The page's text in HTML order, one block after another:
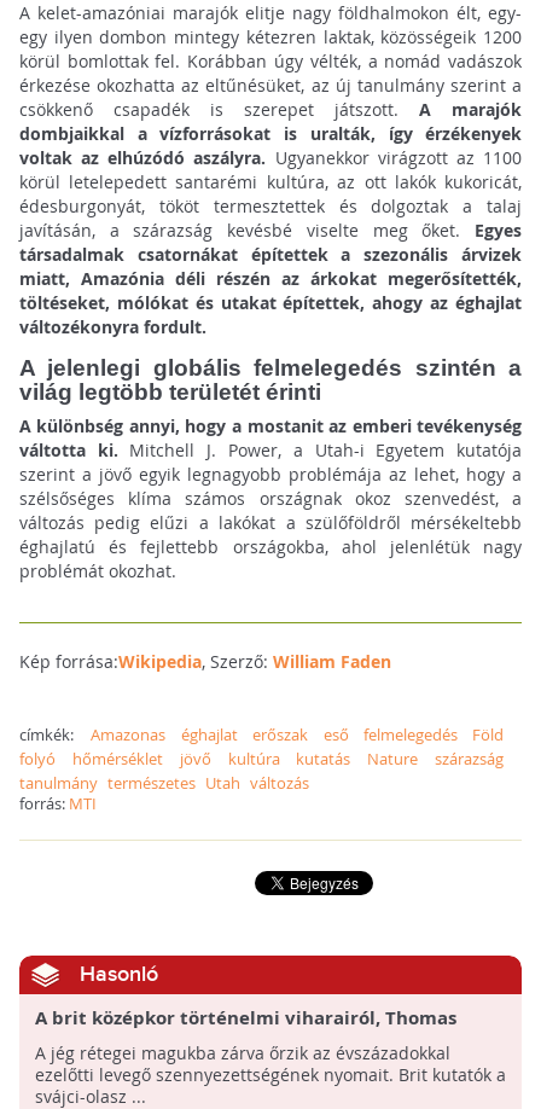
A kelet-amazóniai marajók elitje nagy földhalmokon élt, egy-
egy ilyen dombon mintegy kétezren laktak, közösségeik 1200
körül bomlottak fel. Korábban úgy vélték, a nomád vadászok
érkezése okozhatta az eltűnésüket, az új tanulmány szerint a
csökkenő csapadék is szerepet játszott.A marajók
dombjaikkal a vízforrásokat is uralták, így érzékenyek
voltak az elhúzódó aszályra. Ugyanekkor virágzott az 1100
körül letelepedett santarémi kultúra, az ott lakók kukoricát,
édesburgonyát, tököt termesztettek és dolgoztak a talaj
javításán, a szárazság kevésbé viselte meg őket. Egyes
társadalmak csatornákat építettek a szezonális árvizek
miatt, Amazónia déli részén az árkokat megerősítették,
töltéseket, mólókat és utakat építettek, ahogy az éghajlat
változékonyra fordult.
A jelenlegi globális felmelegedés szintén a
világ legtöbb területét érinti
A különbség annyi, hogy a mostanit az emberi tevékenység
váltotta ki. Mitchell J. Power, a Utah-i Egyetem kutatója
szerint a jövő egyik legnagyobb problémája az lehet, hogy a
szélsőséges klíma számos országnak okoz szenvedést, a
változás pedig elűzi a lakókat a szülőföldről mérsékeltebb
éghajlatú és fejlettebb országokba, ahol jelenlétük nagy
problémát okozhat.
Kép forrása:Wikipedia, Szerző: William Faden
címkék:Amazonas éghajlat erőszak eső felmelegedés
Föld
folyó
hőmérséklet jövő kultúra kutatás Nature
szárazság
tanulmány természetes Utah változás
forrás: MTI
Hasonló
A brit középkor történelmi viharairól, Thomas
Becket haláláról is mesélnek a svájci gleccserekbe
zárt légbuborékok
A jég rétegei magukba zárva őrzik az évszázadokkal
ezelőtti levegő szennyezettségének nyomait. Brit kutatók a
svájci-olasz ...